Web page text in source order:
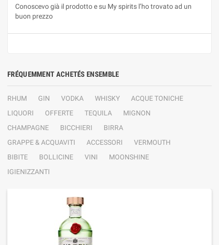
Conoscevo già il prodotto e su My spirits l’ho trovato ad un
buon prezzo
FRÉQUEMMENT ACHETÉS ENSEMBLE
RHUM GIN VODKA WHISKY
ACQUE TONICHE
LIQUORI
OFFERTE TEQUILA
MIGNON
CHAMPAGNE
BICCHIERI
BIRRA
GRAPPE & ACQUAVITI
ACCESSORI
VERMOUTH
BIBITE
BOLLICINE VINI
MOONSHINE
IGIENIZZANTI